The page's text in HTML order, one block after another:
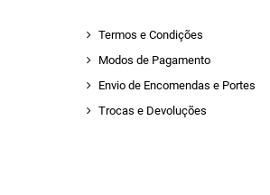
Termos e Condições
Modos de Pagamento
Envio de Encomendas e Portes
Trocas e Devoluções